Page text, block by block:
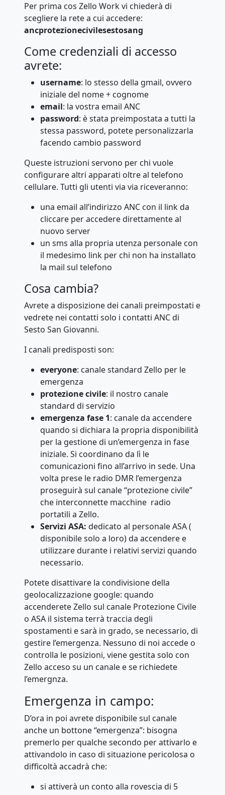
Per prima cos Zello Work vi chiederà di
scegliere la rete a cui accedere:
ancprotezionecivilesestosang
Come credenziali di accesso
avrete:
username: lo stesso della gmail, ovvero
iniziale del nome + cognome
email: la vostra email ANC
password: è stata preimpostata a tutti la
stessa password, potete personalizzarla
facendo cambio password
Queste istruzioni servono per chi vuole
configurare altri apparati oltre al telefono
cellulare. Tutti gli utenti via via riceveranno:
una email all’indirizzo ANC con il link da
cliccare per accedere direttamente al
nuovo server
un sms alla propria utenza personale con
il medesimo link per chi non ha installato
la mail sul telefono
Cosa cambia?
Avrete a disposizione dei canali preimpostati e
vedrete nei contatti solo i contatti ANC di
Sesto San Giovanni.
I canali predisposti son:
everyone: canale standard Zello per le
emergenza
protezione civile: il nostro canale
standard di servizio
emergenza fase 1: canale da accendere
quando si dichiara la propria disponibilità
per la gestione di un’emergenza in fase
iniziale. Si coordinano da lì le
comunicazioni fino all’arrivo in sede. Una
volta prese le radio DMR l’emergenza
proseguirà sul canale “protezione civile”
che interconnette macchine radio
portatili a Zello.
Servizi ASA: dedicato al personale ASA (
disponibile solo a loro) da accendere e
utilizzare durante i relativi servizi quando
necessario.
Potete disattivare la condivisione della
geolocalizzazione google: quando
accenderete Zello sul canale Protezione Civile
o ASA il sistema terrà traccia degli
spostamenti e sarà in grado, se necessario, di
gestire l’emergenza. Nessuno di noi accede o
controlla le posizioni, viene gestita solo con
Zello acceso su un canale e se richiedete
l’emergnza.
Emergenza in campo:
D’ora in poi avrete disponibile sul canale
anche un bottone “emergenza”: bisogna
premerlo per qualche secondo per attivarlo e
attivandolo in caso di situazione pericolosa o
difficoltà accadrà che:
si attiverà un conto alla rovescia di 5